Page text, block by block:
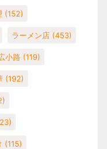
(152)
ラーメン店 (453)
小路 (119)
(192)
(115)